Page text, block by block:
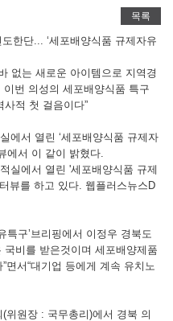
목록
한단... ‘세포배양식품 규제자유
없는 새로운 아이템으로 지역경
번 의성의 세포배양식품 특구
적 첫 걸음이다”
에서 열린 ‘세포배양식품 규제자
에서 이 같이 밝혔다.
실에서 열린 '세포배양식품 규제
뷰를 하고 있다. 웹플러스뉴스D
특구’브리핑에서 이정우 경북도
국비를 받은것이며 세포배양제품
면서“대기업 등에게 계속 유치노
위원장 : 국무총리)에서 경북 의